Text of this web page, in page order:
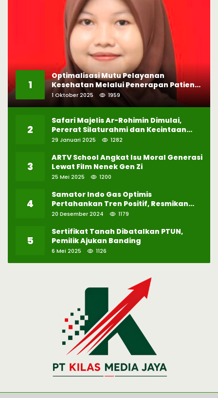
1
Optimalisasi Mutu Pelayanan
Kesehatan Melalui Penerapan Patient
Safety
1 Oktober 2025 1959
2
Safari Majelis Ar-Rohimin Dimulai,
Pererat Silaturahmi dan Kecintaan
pada Selawat
29 Januari 2025 1282
3
ARTV School Angkat Isu Moral Generasi
Lewat Film Nenek Gen Zi
25 Mei 2025 1200
4
Samator Indo Gas Optimis
Pertahankan Tren Positif, Resmikan
Pabrik Hidrogen ke-57 di Batam
20 Desember 2024 1179
5
Sertifikat Tanah Dibatalkan PTUN,
Pemilik Ajukan Banding
6 Mei 2025 1126